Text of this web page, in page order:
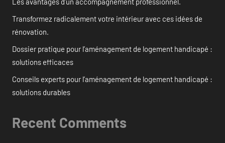
Transformez radicalement votre intérieur avec ces idées de
rénovation.
Dossier pratique pour l’aménagement de logement handicapé :
solutions efficaces
Conseils experts pour l’aménagement de logement handicapé :
solutions durables
Recent Comments